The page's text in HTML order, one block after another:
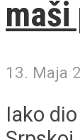
maši
13. Maja
Iako